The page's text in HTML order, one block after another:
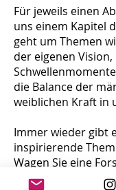
Für jeweils einen
uns einem Kapitel
geht um Themen
der eigenen Vision,
die Balance der
weiblichen Kraft in
Immer wieder gibt
inspirierende
Wagen Sie eine
alles kann, nichts